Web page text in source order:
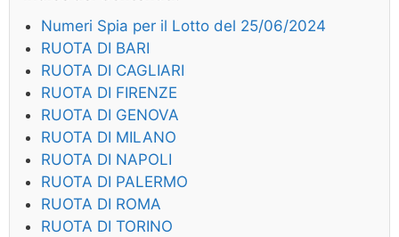
Numeri Spia per il Lotto del 25/06/2024
RUOTA DI BARI
RUOTA DI CAGLIARI
RUOTA DI FIRENZE
RUOTA DI GENOVA
RUOTA DI MILANO
RUOTA DI NAPOLI
RUOTA DI PALERMO
RUOTA DI ROMA
RUOTA DI TORINO